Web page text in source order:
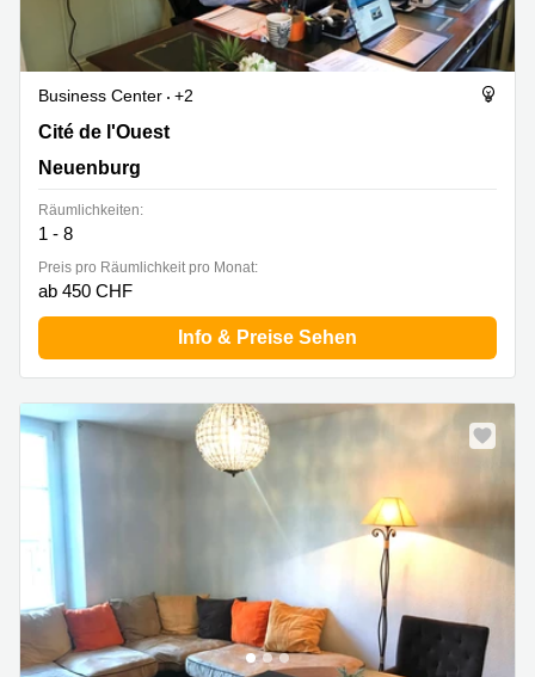
Business Center
+2
Cité de l'Ouest 2, Neuenburg
Cité de l'Ouest
Neuenburg
Räumlichkeiten:
1 - 8
Preis pro Räumlichkeit pro Monat:
ab 450 CHF
Info & Preise Sehen